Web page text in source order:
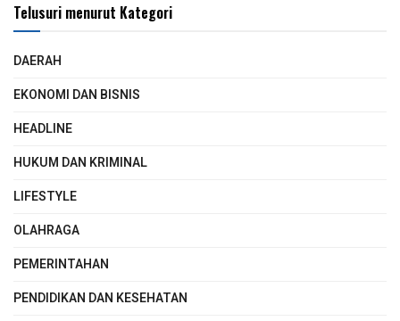
Telusuri menurut Kategori
DAERAH
EKONOMI DAN BISNIS
HEADLINE
HUKUM DAN KRIMINAL
LIFESTYLE
OLAHRAGA
PEMERINTAHAN
PENDIDIKAN DAN KESEHATAN